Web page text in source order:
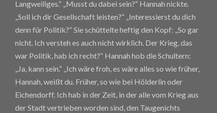
Langweiliges.“ „Musst du dabei sein?“ Hannah nickte.
„Soll ich dir Gesellschaft leisten?“ „Interessierst du dich
denn für Politik?“ Sie schüttelte heftig den Kopf: „So gar
nicht. Ich versteh es auch nicht wirklich. Der Krieg, das
war Politik, hab ich recht?“ Hannah hob die Schultern:
„Ja, kann sein.“ „Ich wäre froh, es wäre alles so wie früher,
Hannah, weißt du. Früher, so wie bei Hölderlin oder
Eichendorff. Ich hab in der Zeit, in der alle vom Krieg aus
der Stadt vertrieben worden sind, den Taugenichts